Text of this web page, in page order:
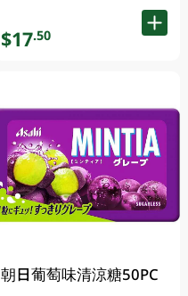
$17.50
朝日葡萄味清涼糖50PC